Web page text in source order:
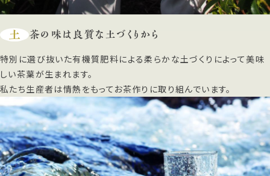
土 茶の味は良質な土づくりから
特別に選び抜いた有機質肥料による柔らかな土づくりによって美味
しい茶葉が生まれます。
私たち生産者は情熱をもってお茶作りに取り組んでいます。